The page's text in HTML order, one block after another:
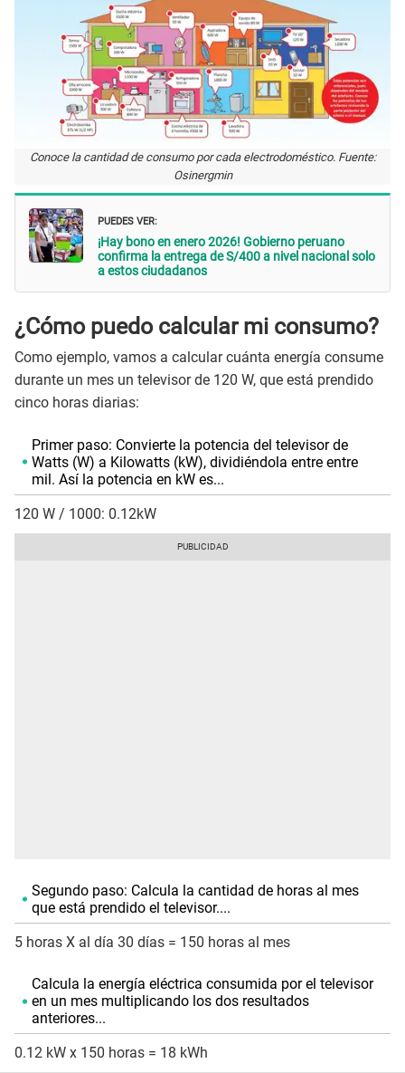
Conoce la cantidad de consumo por cada electrodoméstico. Fuente:
Osinergmin
PUEDES VER:
¡Hay bono en enero 2026! Gobierno peruano
confirma la entrega de S/400 a nivel nacional solo
a estos ciudadanos
¿Cómo puedo calcular mi consumo?
Como ejemplo, vamos a calcular cuánta energía consume
durante un mes un televisor de 120 W, que está prendido
cinco horas diarias:
Primer paso: Convierte la potencia del televisor de
Watts (W) a Kilowatts (kW), dividiéndola entre entre
mil. Así la potencia en kW es...
120 W / 1000: 0.12kW
Segundo paso: Calcula la cantidad de horas al mes
que está prendido el televisor....
5 horas X al día 30 días = 150 horas al mes
Calcula la energía eléctrica consumida por el televisor
en un mes multiplicando los dos resultados
anteriores...
0.12 kW x 150 horas = 18 kWh